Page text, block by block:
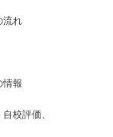
流れ
情報
校評価、